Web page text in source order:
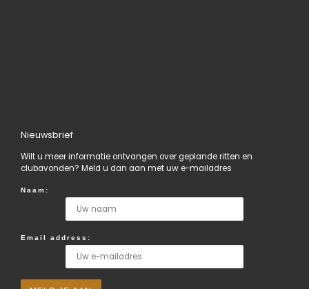
Nieuwsbrief
Wilt u meer informatie ontvangen over geplande ritten en
clubavonden? Meld u dan aan met uw e-mailadres
Naam:
Email address: